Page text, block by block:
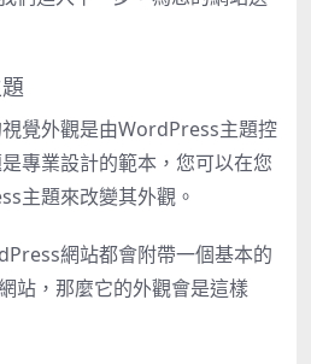
覺外觀是由WordPress主題控
專業設計的範本，您可以在您
主題來改變其外觀。
網站都會附帶一個基本的
站，那麼它的外觀會是這樣